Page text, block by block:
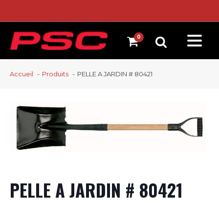
Accueil Produits PELLE A JARDIN # 80421
PELLE A JARDIN # 80421